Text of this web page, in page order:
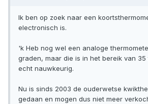
Ik ben op zoek naar een
electronisch is.
'k Heb nog wel een analoge
graden, maar die is in het bereik van
echt nauwkeurig.
Nu is sinds 2003 de ouderwetse
gedaan en mogen dus niet meer